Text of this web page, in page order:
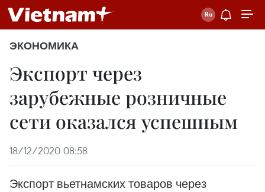
ЭКОНОМИКА
Экспорт через
зарубежные розничные
сети оказался успешным
18/12/2020 08:58
Экспорт вьетнамских товаров через